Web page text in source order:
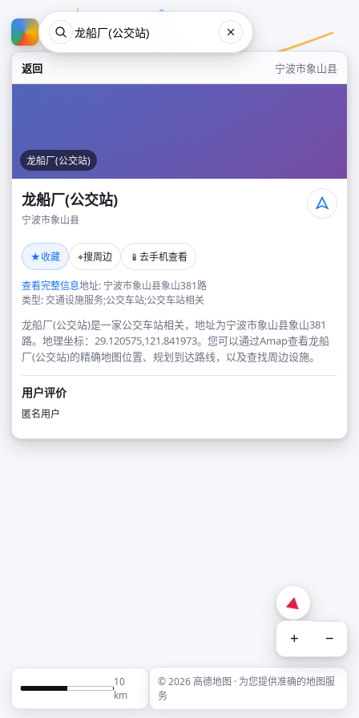
返回 宁波市象山县
龙船厂(公交站)
龙船厂(公交站)
宁波市象山县
★收藏 ⌖搜周边 📱 去手机查看
查看完整信息地址: 宁波市象山县象山381路
类型: 交通设施服务;公交车站;公交车站相关
龙船厂(公交站)是一家公交车站相关，地址为宁波市象山县象山381
路。地理坐标：29.120575,121.841973。您可以通过Amap查看龙船
厂(公交站)的精确地图位置、规划到达路线，以及查找周边设施。
用户评价
匿名用户
+ −
10
km
© 2026 高德地图 · 为您提供准确的地图服
务